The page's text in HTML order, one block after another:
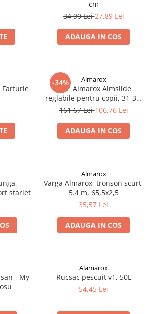
cm
34,90 Lei27,89 Lei
ADAUGA IN COS
Farfurie
-34% Almarox
Role Almarox Almslide
reglabile pentru copii, 31-34,
Albastru
161,67 Lei106,76 Lei
ADAUGA IN COS
starlet
Almarox
Varga Almarox, tronson scurt,
5.4 m, 65,5x2,5
35,57 Lei
ADAUGA IN COS
- My
Alamarox
Rucsac pescuit v1, 50L
54,45 Lei